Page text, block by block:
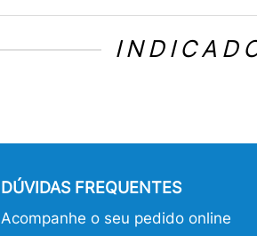
DÚVIDAS FREQUENTES
Acompanhe o seu pedido online